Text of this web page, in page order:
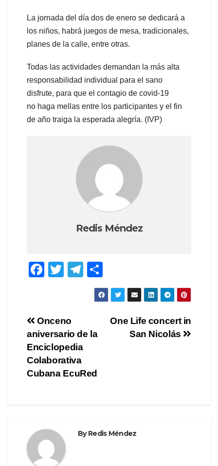
La jornada del día dos de enero se dedicará a
los niños, habrá juegos de mesa, tradicionales,
planes de la calle, entre otras.
Todas las actividades demandan la más alta
responsabilidad individual para el sano
disfrute, para que el contagio de covid-19
no haga mellas entre los participantes y el fin
de año traiga la esperada alegría. (IVP)
Redis Méndez
F
e
b
o
o
k
T
er
T
el
a
h
ar
e
Post
navigation
One Life concert in
San Nicolás
Onceno
aniversario de la
Enciclopedia
Colaborativa
Cubana EcuRed
ByRedis Méndez